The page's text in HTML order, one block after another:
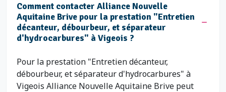
Comment contacter Alliance Nouvelle
Aquitaine Brive pour la prestation "Entretien
décanteur, débourbeur, et séparateur
d'hydrocarbures" à Vigeois ?
Pour la prestation "Entretien décanteur,
débourbeur, et séparateur d'hydrocarbures" à
Vigeois Alliance Nouvelle Aquitaine Brive peut